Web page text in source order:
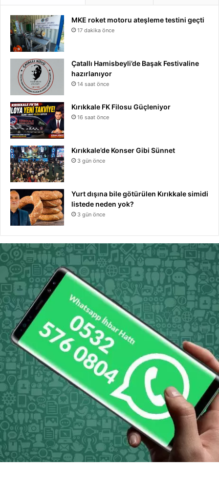
MKE roket motoru ateşleme testini geçti
17 dakika önce
Çatallı Hamisbeyli’de Başak Festivaline
hazırlanıyor
14 saat önce
Kırıkkale FK Filosu Güçleniyor
16 saat önce
Kırıkkale’de Konser Gibi Sünnet
3 gün önce
Yurt dışına bile götürülen Kırıkkale simidi
listede neden yok?
3 gün önce